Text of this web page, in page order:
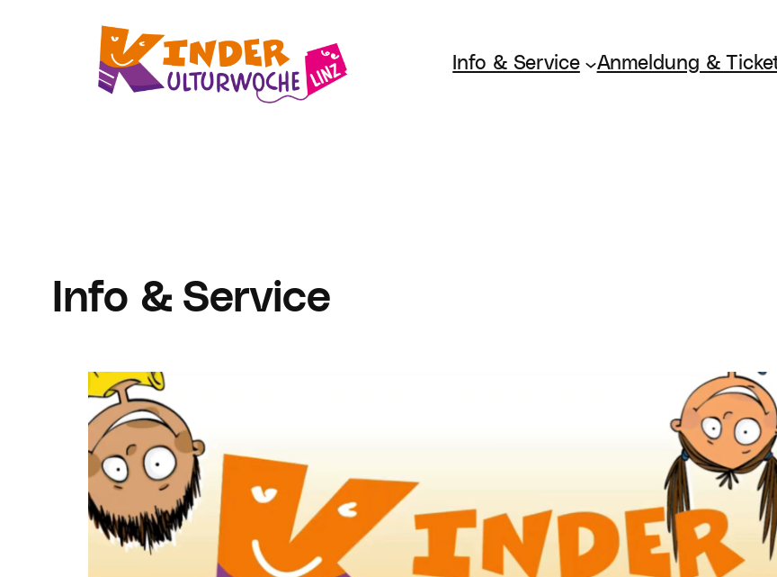
Info & Service Anmeldung &
Info & Service